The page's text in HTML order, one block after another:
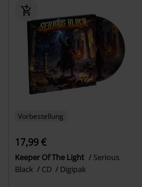
Vorbestellung
17,99 €
Keeper Of The Light
Serious
Black
CD Digipak